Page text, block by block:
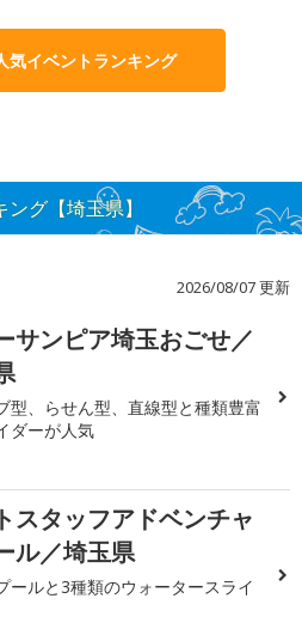
気イベントランキング
グ【埼玉県】
2026/08/07 更新
サンピア埼玉おごせ／
型、らせん型、直線型と種類豊富
ダーが人気
スタッフアドベンチャ
ル／埼玉県
ールと3種類のウォータースライ